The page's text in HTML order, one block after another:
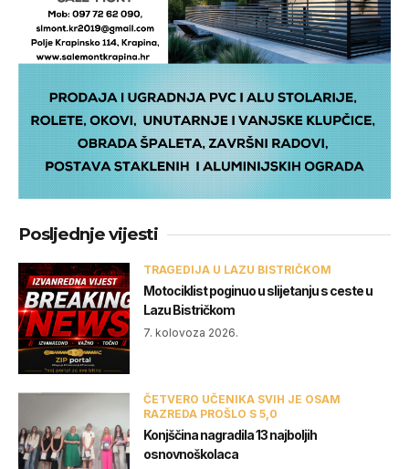
Posljednje vijesti
TRAGEDIJA U LAZU BISTRIČKOM
Motociklist poginuo u slijetanju s ceste u
Lazu Bistričkom
7. kolovoza 2026.
ČETVERO UČENIKA SVIH JE OSAM
RAZREDA PROŠLO S 5,0
Konjščina nagradila 13 najboljih
osnovnoškolaca